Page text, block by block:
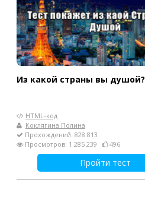
Из какой страны вы душой?
HTML-код
Коклягина Полина
Прохождений: 828 813
Просмотров: 1 285 239
496
Пройти тест